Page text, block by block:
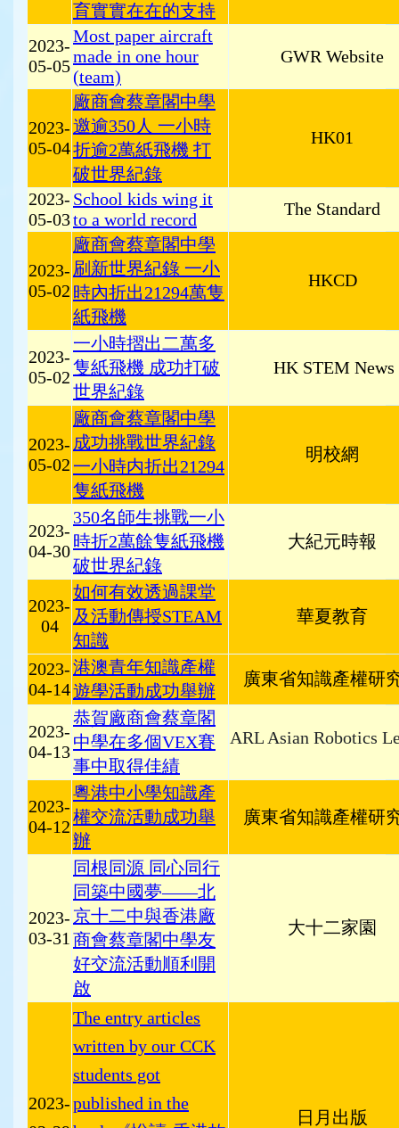
育實實在在的支持
2023-
05-05
Most paper aircraft
made in one hour
(team)
GWR Website
2023-
05-04
廠商會蔡章閣中學
邀逾350人 一小時
折逾2萬紙飛機 打
破世界紀錄
HK01
2023-
05-03
School kids wing it
to a world record
The Standard
2023-
05-02
廠商會蔡章閣中學
刷新世界紀錄 一小
時內折出21294萬隻
紙飛機
HKCD
2023-
05-02
一小時摺出二萬多
隻紙飛機 成功打破
世界紀錄
HK STEM News
2023-
05-02
廠商會蔡章閣中學
成功挑戰世界紀錄
一小時内折出21294
隻紙飛機
明校網
2023-
04-30
350名師生挑戰一小
時折2萬餘隻紙飛機
破世界紀錄
大紀元時報
2023-
04
如何有效透過課堂
及活動傳授STEAM
知識
華夏教育
2023-
04-14
港澳青年知識產權
遊學活動成功舉辦
廣東省知識產權研
2023-
04-13
恭賀廠商會蔡章閣
中學在多個VEX賽
事中取得佳績
ARL Asian Robotics
2023-
04-12
粵港中小學知識產
權交流活動成功舉
辦
廣東省知識產權研
2023-
03-31
同根同源 同心同行
同築中國夢——北
京十二中與香港廠
商會蔡章閣中學友
好交流活動順利開
啟
大十二家園
2023-
The entry articles
written by our CCK
students got
published in the
日月出版